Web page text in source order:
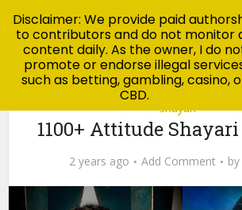
Disclaimer: We provide paid
to contributors and do not monitor
content daily. As the owner, I do
promote or endorse illegal
such as betting, gambling, casino,
CBD.